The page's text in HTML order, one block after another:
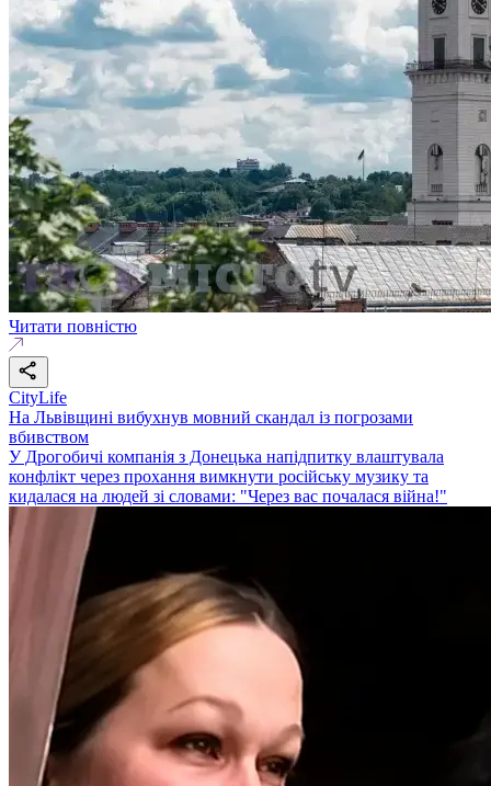
Читати повністю
CityLife
На Львівщині вибухнув мовний скандал із погрозами
вбивством
У Дрогобичі компанія з Донецька напідпитку влаштувала
конфлікт через прохання вимкнути російську музику та
кидалася на людей зі словами: "Через вас почалася війна!"